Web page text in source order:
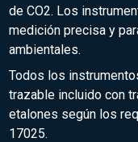
de CO2. Los
medición precisa y
ambientales.
Todos los
trazable incluido con
etalones según los
17025.